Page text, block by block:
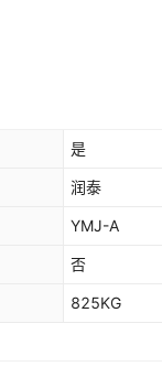
是
润泰
YMJ-A
否
825KG